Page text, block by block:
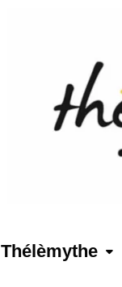
Thélèmythe